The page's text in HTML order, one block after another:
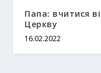
Папа: вчитися
Церкву
16.02.2022